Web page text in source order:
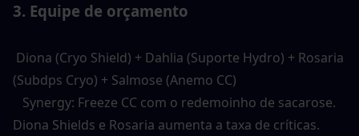
3. Equipe de orçamento
Diona (Cryo Shield) + Dahlia (Suporte Hydro) + Rosaria
(Subdps Cryo) + Salmose (Anemo CC)
Synergy: Freeze CC com o redemoinho de sacarose.
Diona Shields e Rosaria aumenta a taxa de críticas.